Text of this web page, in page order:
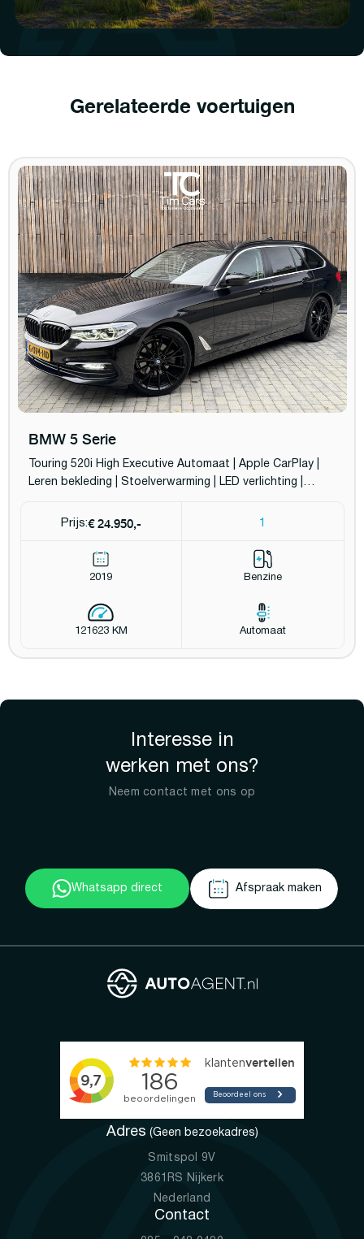
Gerelateerde voertuigen
BMW 5 Serie
Touring 520i High Executive Automaat | Apple CarPlay |
Leren bekleding | Stoelverwarming | LED verlichting |
telefoonlader | Achteruitrijcamera
Prijs:€ 24.950,- 1
2019 Benzine
121623 KM Automaat
Interesse in
werken met ons?
Neem contact met ons op
Whatsapp direct Afspraak maken
Adres (Geen bezoekadres)
Smitspol 9V
3861RS Nijkerk
Nederland
Contact